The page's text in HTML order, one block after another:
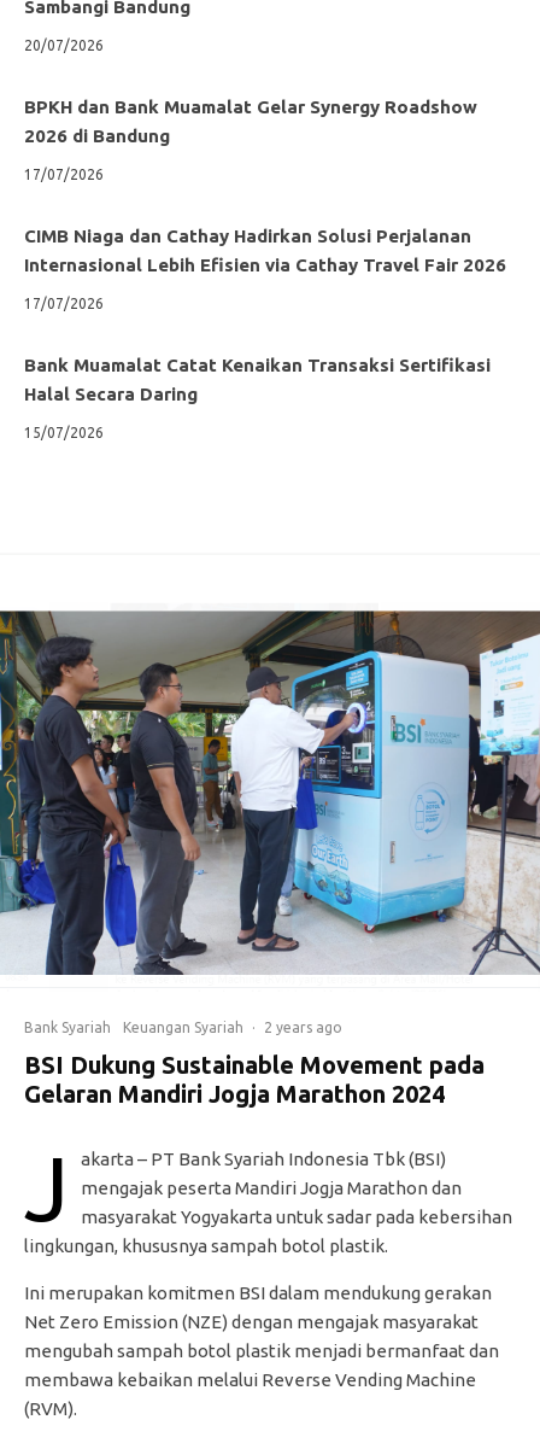
Sambangi Bandung
20/07/2026
BPKH dan Bank Muamalat Gelar Synergy Roadshow
2026 di Bandung
17/07/2026
CIMB Niaga dan Cathay Hadirkan Solusi Perjalanan
Internasional Lebih Efisien via Cathay Travel Fair 2026
17/07/2026
Bank Muamalat Catat Kenaikan Transaksi Sertifikasi
Halal Secara Daring
15/07/2026
Bank Syariah Keuangan Syariah · 2 years ago
BSI Dukung Sustainable Movement pada
Gelaran Mandiri Jogja Marathon 2024
J
akarta – PT Bank Syariah Indonesia Tbk (BSI)
mengajak peserta Mandiri Jogja Marathon dan
masyarakat Yogyakarta untuk sadar pada kebersihan
lingkungan, khususnya sampah botol plastik.
Ini merupakan komitmen BSI dalam mendukung gerakan
Net Zero Emission (NZE) dengan mengajak masyarakat
mengubah sampah botol plastik menjadi bermanfaat dan
membawa kebaikan melalui Reverse Vending Machine
(RVM).